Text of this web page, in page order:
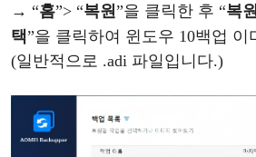
→ “홈”> “복원 ”을 클릭한 후 “복
택”을 클릭하여 윈도우 10백업 이
(일반적으로 .adi 파일입니다.)